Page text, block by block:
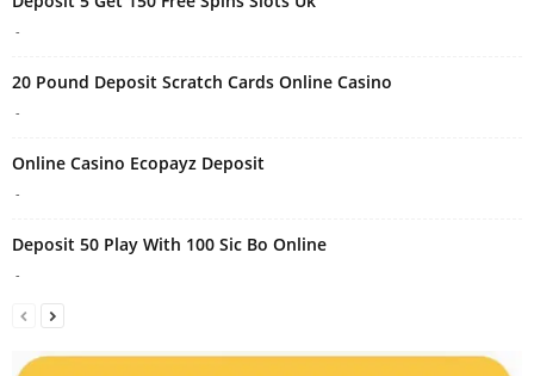
-
20 Pound Deposit Scratch Cards Online Casino
-
Online Casino Ecopayz Deposit
-
Deposit 50 Play With 100 Sic Bo Online
-